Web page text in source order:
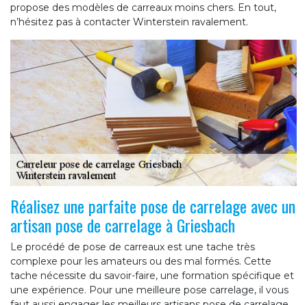
propose des modèles de carreaux moins chers. En tout,
n’hésitez pas à contacter Winterstein ravalement.
Réalisez une parfaite pose de carrelage avec un
artisan pose de carrelage à Griesbach
Le procédé de pose de carreaux est une tache très
complexe pour les amateurs ou des mal formés. Cette
tache nécessite du savoir-faire, une formation spécifique et
une expérience. Pour une meilleure pose carrelage, il vous